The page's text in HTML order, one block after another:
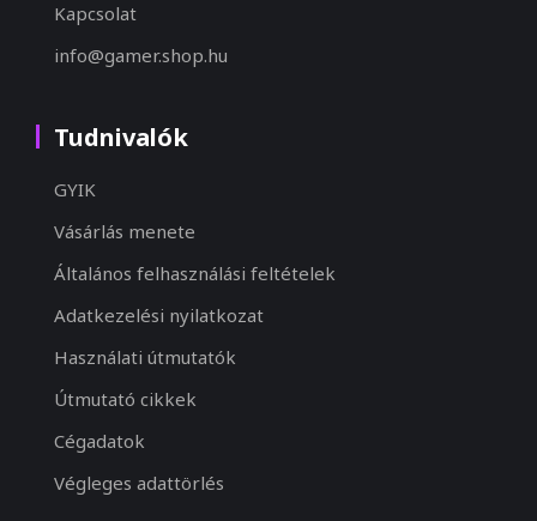
Kapcsolat
info@gamer.shop.hu
Tudnivalók
GYIK
Vásárlás menete
Általános felhasználási feltételek
Adatkezelési nyilatkozat
Használati útmutatók
Útmutató cikkek
Cégadatok
Végleges adattörlés